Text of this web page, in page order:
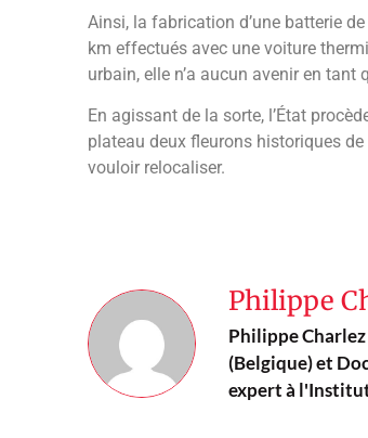
Ainsi, la fabrication d’une batterie
km effectués avec une voiture
urbain, elle n’a aucun avenir en tant
En agissant de la sorte, l’État
plateau deux fleurons historiques
vouloir relocaliser.
Philippe
Philippe
(Belgique) et
expert à